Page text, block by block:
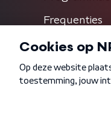
Frequenties
Algemene